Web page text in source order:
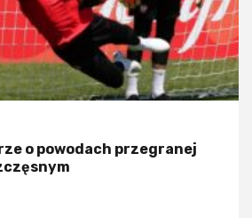
o powodach przegranej